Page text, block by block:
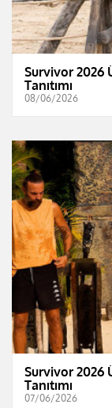
Survivor 2026
Tanıtımı
08/06/2026
Survivor 2026
Tanıtımı
07/06/2026